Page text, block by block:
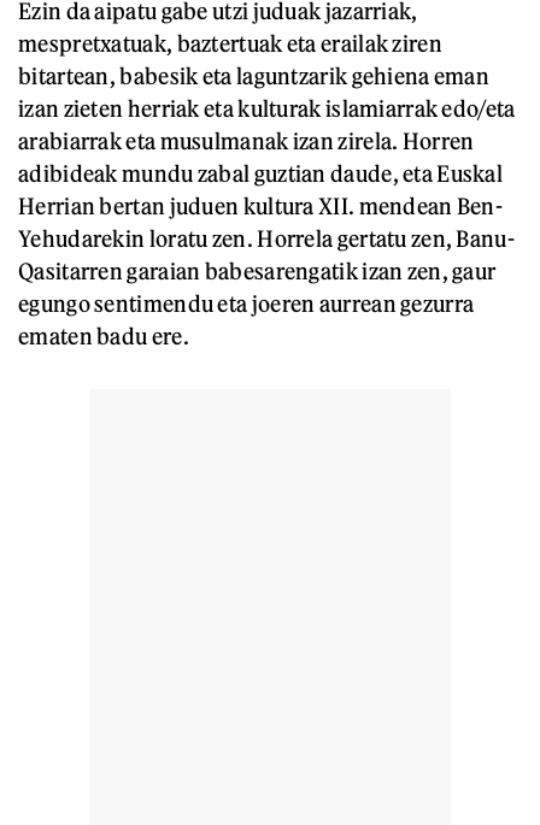
Ezin da aipatu gabe utzi juduak jazarriak,
mespretxatuak, baztertuak eta erailak ziren
bitartean, babesik eta laguntzarik gehiena eman
izan zieten herriak eta kulturak islamiarrak edo/eta
arabiarrak eta musulmanak izan zirela. Horren
adibideak mundu zabal guztian daude, eta Euskal
Herrian bertan juduen kultura XII. mendean Ben-
Yehudarekin loratu zen. Horrela gertatu zen, Banu-
Qasitarren garaian babesarengatik izan zen, gaur
egungo sentimendu eta joeren aurrean gezurra
ematen badu ere.